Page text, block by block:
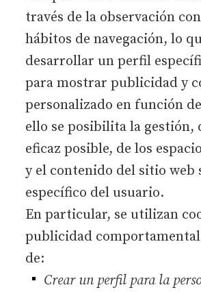
través de la observación
hábitos de navegación, lo
desarrollar un perfil
para mostrar publicidad y
personalizado en función
ello se posibilita la gestión,
eficaz posible, de los
y el contenido del sitio web
específico del usuario.
En particular, se utilizan
publicidad
de:
Crear un perfil para la